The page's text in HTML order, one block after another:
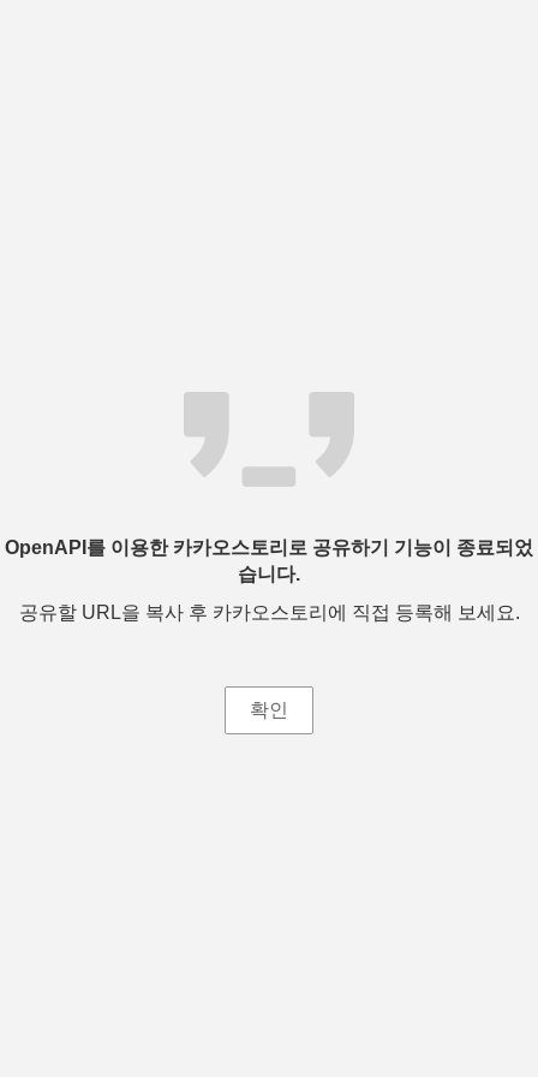
OpenAPI를 이용한 카카오스토리로 공유하기 기능이 종료되었
습니다.
공유할 URL을 복사 후 카카오스토리에 직접 등록해 보세요.
확인